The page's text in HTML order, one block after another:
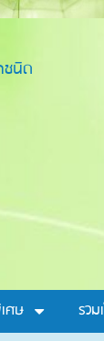
ชนิด
ศษ รว